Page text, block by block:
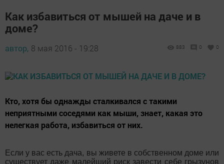
Как избавиться от мышей на даче и в
доме?
автор, 8 мая 2016 - 19:28 883 0 0
Кто, хотя бы однажды сталкивался с такими
неприятными соседями как мыши, знает, какая это
нелегкая работа, избавиться от них.
Если у вас есть дача, вы живете в собственном доме или
существует даже малейший риск завести себе грызунов